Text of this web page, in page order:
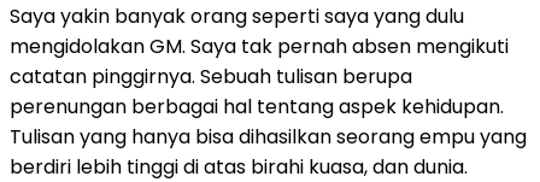
Saya yakin banyak orang seperti saya yang dulu
mengidolakan GM. Saya tak pernah absen mengikuti
catatan pinggirnya. Sebuah tulisan berupa
perenungan berbagai hal tentang aspek kehidupan.
Tulisan yang hanya bisa dihasilkan seorang empu yang
berdiri lebih tinggi di atas birahi kuasa, dan dunia.